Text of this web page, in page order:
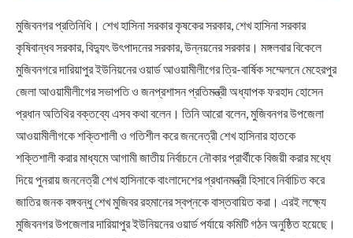
মুজিবনগর প্রতিনিধি। শেখ হাসিনা সরকার কৃষকের সরকার, শেখ হাসিনা সরকার
কৃষিবান্ধব সরকার, বিদ্যুৎ উৎপাদনের সরকার, উন্নয়নের সরকার। মঙ্গলবার বিকেলে
মুজিবনগরে দারিয়াপুর ইউনিয়নের ওয়ার্ড আওয়ামীলীগের ত্রি-বার্ষিক সম্মেলনে মেহেরপুর
জেলা আওয়ামীলীগের সভাপতি ও জনপ্রশাসন প্রতিমন্ত্রী অধ্যাপক ফরহাদ হোসেন
প্রধান অতিথির বক্তব্যে এসব কথা বলেন। তিনি আরো বলেন, মুজিবনগর উপজেলা
আওয়ামীলীগকে শক্তিশালী ও গতিশীল করে জননেত্রী শেখ হাসিনার হাতকে
শক্তিশালী করার মাধ্যমে আগামী জাতীয় নির্বাচনে নৌকার প্রার্থীকে বিজয়ী করার মধ্যে
দিয়ে পুনরায় জননেত্রী শেখ হাসিনাকে বাংলাদেশের প্রধানমন্ত্রী হিসাবে নির্বাচিত করে
জাতির জনক বঙ্গবন্ধু শেখ মুজিবর রহমানের স্বপ্নকে বাস্তবায়িত করা। এরই লক্ষ্যে
মুজিবনগর উপজেলার দারিয়াপুর ইউনিয়নের ওয়ার্ড পর্যায়ে কমিটি গঠন অনুষ্ঠিত হয়েছে।